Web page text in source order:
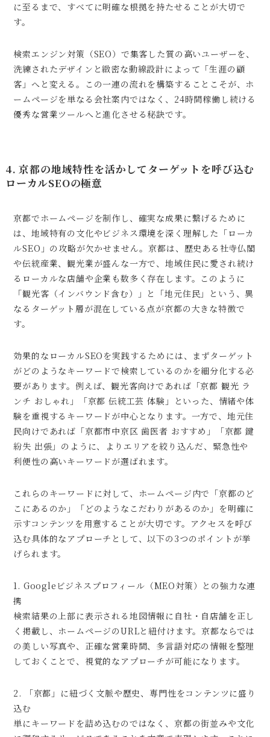
に至るまで、すべてに明確な根拠を持たせることが大切で
す。
検索エンジン対策（SEO）で集客した質の高いユーザーを、
洗練されたデザインと緻密な動線設計によって「生涯の顧
客」へと変える。この一連の流れを構築することこそが、ホ
ームページを単なる会社案内ではなく、24時間稼働し続ける
優秀な営業ツールへと進化させる秘訣です。
4. 京都の地域特性を活かしてターゲットを呼び込む
ローカルSEOの極意
京都でホームページを制作し、確実な成果に繋げるために
は、地域特有の文化やビジネス環境を深く理解した「ローカ
ルSEO」の攻略が欠かせません。京都は、歴史ある社寺仏閣
や伝統産業、観光業が盛んな一方で、地域住民に愛され続け
るローカルな店舗や企業も数多く存在します。このように
「観光客（インバウンド含む）」と「地元住民」という、異
なるターゲット層が混在している点が京都の大きな特徴で
す。
効果的なローカルSEOを実践するためには、まずターゲット
がどのようなキーワードで検索しているのかを細分化する必
要があります。例えば、観光客向けであれば「京都 観光 ラ
ンチ おしゃれ」「京都 伝統工芸 体験」といった、情緒や体
験を重視するキーワードが中心となります。一方で、地元住
民向けであれば「京都市中京区 歯医者 おすすめ」「京都 鍵
紛失 出張」のように、よりエリアを絞り込んだ、緊急性や
利便性の高いキーワードが選ばれます。
これらのキーワードに対して、ホームページ内で「京都のど
こにあるのか」「どのようなこだわりがあるのか」を明確に
示すコンテンツを用意することが大切です。アクセスを呼び
込む具体的なアプローチとして、以下の3つのポイントが挙
げられます。
1. Googleビジネスプロフィール（MEO対策）との強力な連
携
検索結果の上部に表示される地図情報に自社・自店舗を正し
く掲載し、ホームページのURLと紐付けます。京都ならでは
の美しい写真や、正確な営業時間、多言語対応の情報を整理
しておくことで、視覚的なアプローチが可能になります。
2. 「京都」に紐づく文脈や歴史、専門性をコンテンツに盛り
込む
単にキーワードを詰め込むのではなく、京都の街並みや文化